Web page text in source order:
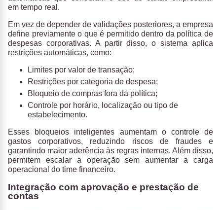
em tempo real.
Em vez de depender de validações posteriores, a empresa
define previamente o que é permitido dentro da política de
despesas corporativas. A partir disso, o sistema aplica
restrições automáticas, como:
Limites por valor de transação;
Restrições por categoria de despesa;
Bloqueio de compras fora da política;
Controle por horário, localização ou tipo de
estabelecimento.
Esses bloqueios inteligentes aumentam o controle de
gastos corporativos, reduzindo riscos de fraudes e
garantindo maior aderência às regras internas. Além disso,
permitem escalar a operação sem aumentar a carga
operacional do time financeiro.
Integração com aprovação e prestação de
contas